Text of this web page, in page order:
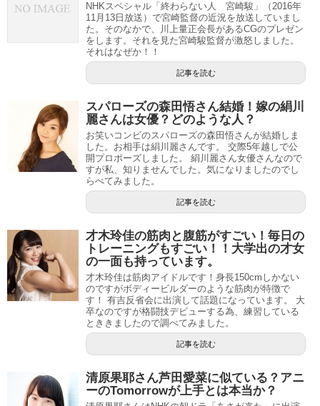
NHKスペシャル「終わらない人 宮崎駿」（2016年
11月13日放送）で宮崎監督の近況を放送していまし
た。そのなかで、川上量正会長があるCGのプレゼン
をします。それを見た宮崎駿監督が激怒しました。
それはなぜか！！
記事を読む
スパローズの森田悟さん結婚！嫁の絹川
麗さんは女優？どのような人？
お笑いコンビのスパローズの森田悟さんが結婚しま
した。お相手は絹川麗さんです。 交際5年越しで公
開プロポーズしました。 絹川麗さん女優さんなので
すが私、知りませんでした。気になりましたのでし
らべてみました。
記事を読む
才木玲佳の筋肉と腹筋がすごい！毎日の
トレーニングもすごい！！大学出の才女
の一面も持っています。
才木玲佳は筋肉アイドルです！身長150cmしかない
のですがボディービルダーのような筋肉が特徴で
す！ 有吉反省会に出演して話題になっています。 大
卒なのですが格闘技デビューする為、練習している
とききましたので調べてみました。
記事を読む
清原果耶さん芦田愛菜に似ている？アニ
ーのTomorrowが上手とは本当か？